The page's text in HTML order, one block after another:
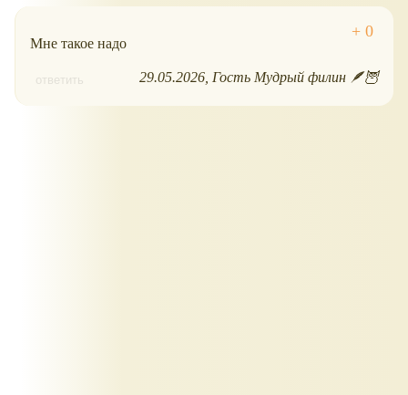
Мне такое надо
ответить 29.05.2026 Гость Мудрый филин 🪶🦉